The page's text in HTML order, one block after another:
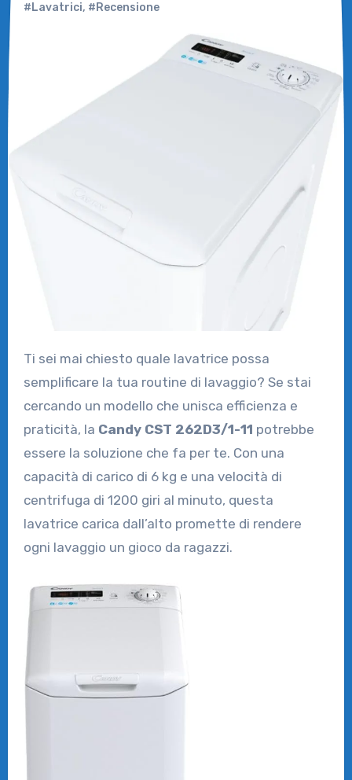
#Lavatrici, #Recensione
Ti sei mai chiesto quale lavatrice possa
semplificare la tua routine di lavaggio? Se stai
cercando un modello che unisca efficienza e
praticità, la Candy CST 262D3/1-11 potrebbe
essere la soluzione che fa per te. Con una
capacità di carico di 6 kg e una velocità di
centrifuga di 1200 giri al minuto, questa
lavatrice carica dall’alto promette di rendere
ogni lavaggio un gioco da ragazzi.